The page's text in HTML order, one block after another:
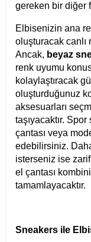
gereken bir diğer
Elbisenizin ana
oluşturacak
Ancak, beyaz
renk uyumu
kolaylaştıracak
oluşturduğunuz
aksesuarları
taşıyacaktır.
çantası veya
edebilirsiniz.
isterseniz ise
el çantası
tamamlayacaktır.
Sneakers ile